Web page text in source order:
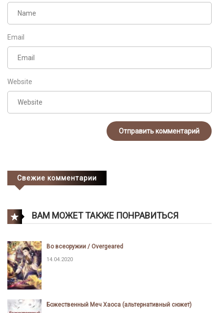
Email
Website
Свежие комментарии
ВАМ МОЖЕТ ТАКЖЕ ПОНРАВИТЬСЯ
Во всеоружии / Overgeared
14.04.2020
Божественный Меч Хаоса (альтернативный сюжет)